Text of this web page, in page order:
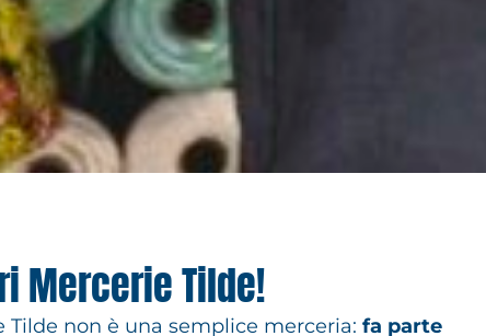
Mercerie Tilde!
Tilde non è una semplice merceria: fa parte